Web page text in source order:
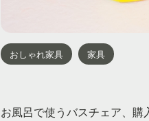
おしゃれ家具 家具
お風呂で使うバスチェア、購